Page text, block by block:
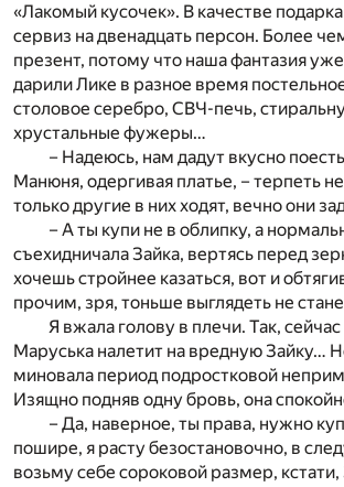
«Лакомый кусочек». В качестве
сервиз на двенадцать персон. Более
презент, потому что наша фантазия
дарили Лике в разное время
столовое серебро, СВЧ-печь,
хрустальные фужеры…
– Надеюсь, нам дадут вкусно
Манюня, одергивая платье, – терпеть
только другие в них ходят, вечно они
– А ты купи не в облипку, а
съехидничала Зайка, вертясь перед
хочешь стройнее казаться, вот и
прочим, зря, тоньше выглядеть не
Я вжала голову в плечи. Так, сейчас
Маруська налетит на вредную Зайку…
миновала период подростковой
Изящно подняв одну бровь, она
– Да, наверное, ты права, нужно
пошире, я расту безостановочно, в
возьму себе сороковой размер,